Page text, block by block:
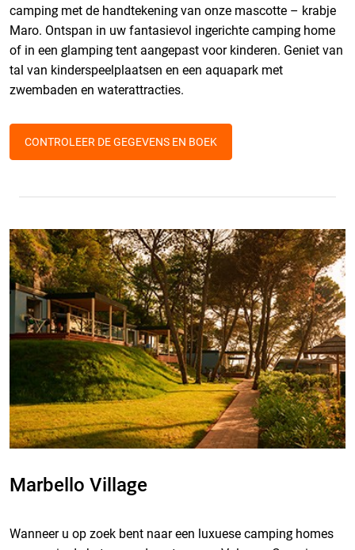
camping met de handtekening van onze mascotte – krabje
Maro. Ontspan in uw fantasievol ingerichte camping home
of in een glamping tent aangepast voor kinderen. Geniet van
tal van kinderspeelplaatsen en een aquapark met
zwembaden en waterattracties.
CONTROLEER DE GEGEVENS EN BOEK
Marbello Village
Wanneer u op zoek bent naar een luxuese camping homes